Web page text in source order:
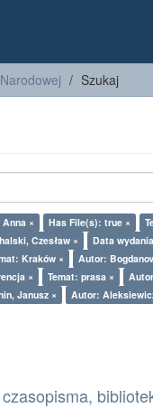
Szukaj
× Has File(s): true ×
Czesław ×
Data
Kraków × Autor:
× Temat: prasa ×
Janusz × Autor: